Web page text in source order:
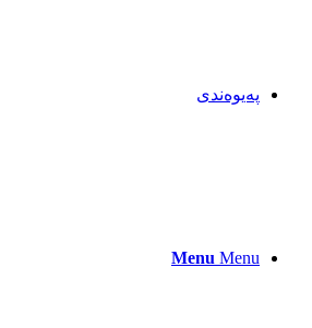
پەیوەندی
Menu Menu